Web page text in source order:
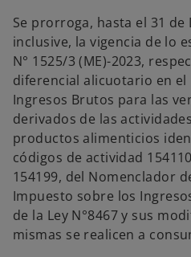
Se prorroga, hasta el 31 de
inclusive, la vigencia de lo
N° 1525/3 (ME)-2023,
diferencial alicuotario en
Ingresos Brutos para las
derivados de las
productos alimenticios
códigos de actividad
154199, del Nomenclador
Impuesto sobre los
de la Ley N°8467 y sus
mismas se realicen a